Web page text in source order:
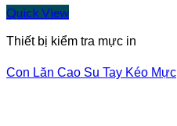
Quick View
Thiết bị kiểm tra mực in
Con Lăn Cao Su Tay Kéo Mực